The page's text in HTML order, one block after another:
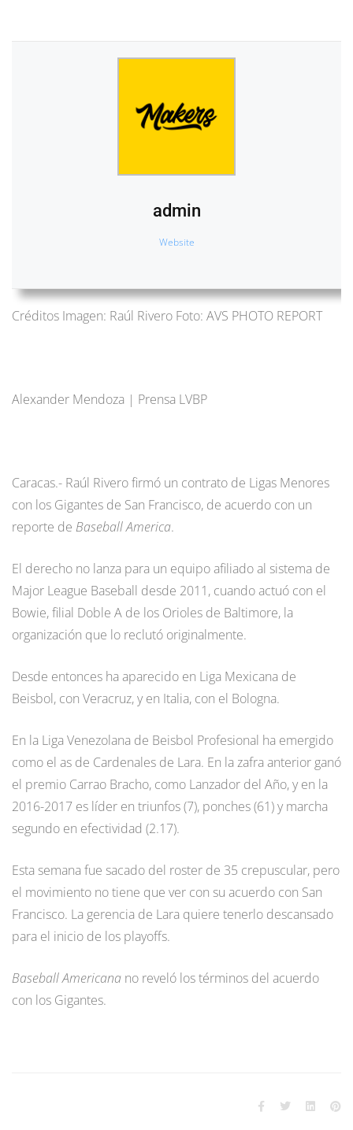
admin
Website
Créditos Imagen: Raúl Rivero Foto: AVS PHOTO REPORT
Alexander Mendoza | Prensa LVBP
Caracas.- Raúl Rivero firmó un contrato de Ligas Menores
con los Gigantes de San Francisco, de acuerdo con un
reporte de Baseball America.
El derecho no lanza para un equipo afiliado al sistema de
Major League Baseball desde 2011, cuando actuó con el
Bowie, filial Doble A de los Orioles de Baltimore, la
organización que lo reclutó originalmente.
Desde entonces ha aparecido en Liga Mexicana de
Beisbol, con Veracruz, y en Italia, con el Bologna.
En la Liga Venezolana de Beisbol Profesional ha emergido
como el as de Cardenales de Lara. En la zafra anterior ganó
el premio Carrao Bracho, como Lanzador del Año, y en la
2016-2017 es líder en triunfos (7), ponches (61) y marcha
segundo en efectividad (2.17).
Esta semana fue sacado del roster de 35 crepuscular, pero
el movimiento no tiene que ver con su acuerdo con San
Francisco. La gerencia de Lara quiere tenerlo descansado
para el inicio de los playoffs.
Baseball Americana no reveló los términos del acuerdo
con los Gigantes.